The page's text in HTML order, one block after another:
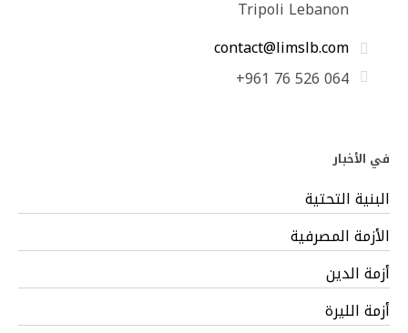
Tripoli Lebanon
contact@limslb.com
+961 76 526 064
في الأخبار
البنية التحتية
الأزمة المصرفية
أزمة الدين
أزمة الليرة